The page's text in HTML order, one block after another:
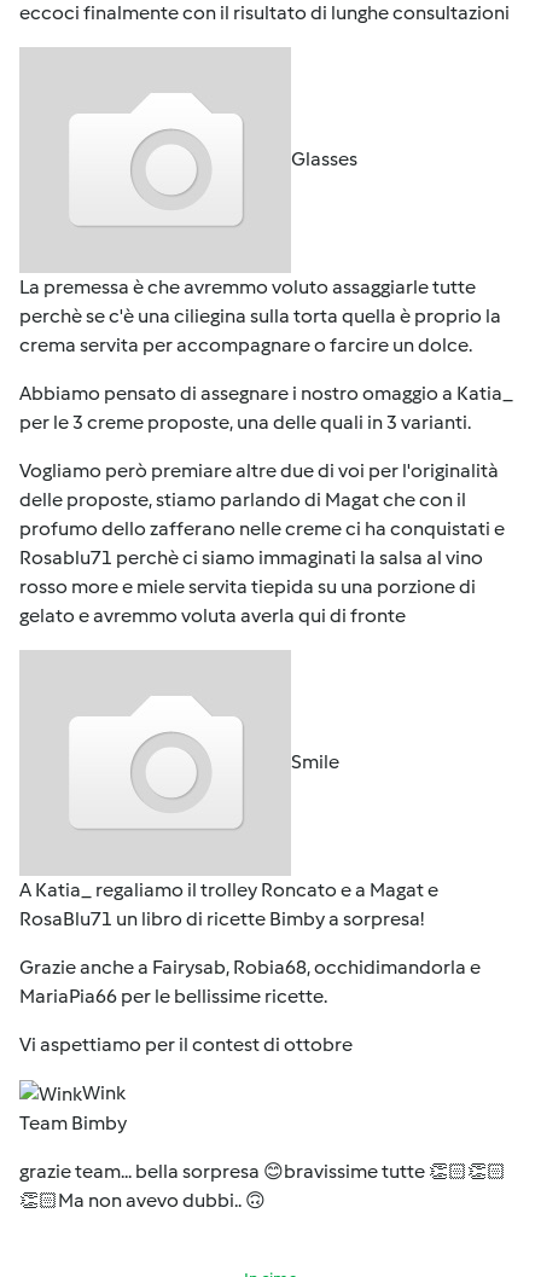
eccoci finalmente con il risultato di lunghe consultazioni
Glasses
La premessa è che avremmo voluto assaggiarle tutte
perchè se c'è una ciliegina sulla torta quella è proprio la
crema servita per accompagnare o farcire un dolce.
Abbiamo pensato di assegnare i nostro omaggio a Katia_
per le 3 creme proposte, una delle quali in 3 varianti.
Vogliamo però premiarealtre due di voi per l'originalità
delle proposte, stiamo parlando di Magatche con il
profumo dello zafferano nelle creme ci ha conquistati e
Rosablu71 perchè ci siamo immaginati la salsa al vino
rosso more e miele servita tiepida su una porzione di
gelato e avremmo voluta averla qui di fronte
Smile
A Katia_ regaliamo il trolley Roncato e a Magat e
RosaBlu71 un libro di ricette Bimby a sorpresa!
Grazie anche a Fairysab, Robia68, occhidimandorla e
MariaPia66 per le bellissime ricette.
Vi aspettiamo per il contest di ottobre
Wink
Team Bimby
grazie team... bella sorpresa 😊bravissime tutte 👏🏻👏🏻
👏🏻Ma non avevo dubbi.. 🙃